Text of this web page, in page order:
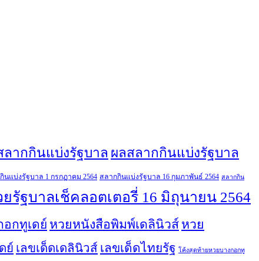
ลากกินแบ่งรัฐบาล ผลสลากกินแบ่งรัฐบาล
นแบ่งรัฐบาล 1 กรกฏาคม 2564 สลากกินแบ่งรัฐบาล 16 กุมภาพันธ์ 2564 สลากกิน
รัฐบาลเช็คลอตเตอรี่ 16 มิถุนายน 2564
กทูเดย์ หวยหนังสือพิมพ์เดลินิวส์ หวย
ย์ เลขเด็ดเดลินิวส์ เลขเด็ดไทยรัฐ โค้งสุดท้ายหวยบางกอกทู